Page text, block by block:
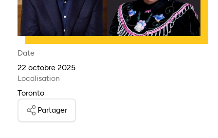
Date
22 octobre 2025
Localisation
Toronto
Partager